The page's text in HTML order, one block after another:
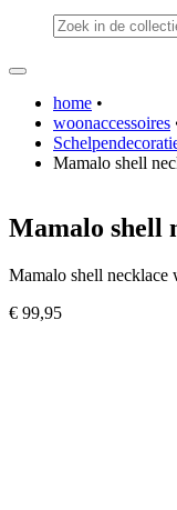
home •
woonaccessoires
Mamalo shell
Mamalo shell
Mamalo shell necklace
€ 99,95